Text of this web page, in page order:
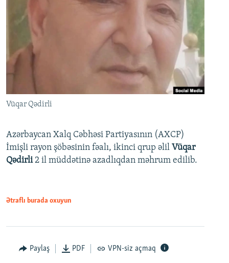
Vüqar Qədirli
Azərbaycan Xalq Cəbhəsi Partiyasının (AXCP)
İmişli rayon şöbəsinin fəalı, ikinci qrup əlil Vüqar
Qədirli2 il müddətinə azadlıqdan məhrum edilib.
Ətraflı burada oxuyun
Paylaş PDF VPN-siz açmaq